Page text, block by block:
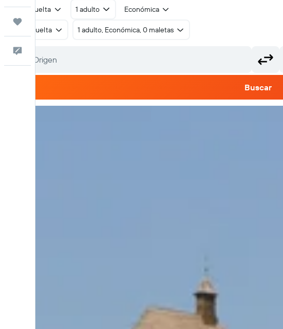
Ida y vuelta 1 adulto Económica
Ida y vuelta 1 adulto, Económica, 0 maletas
Buscar